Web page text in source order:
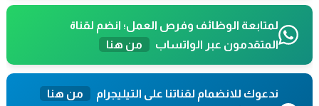
لمتابعة الوظائف وفرص العمل؛ انضم لقناة
المتقدمون عبر الواتساب
من هنا
ندعوك للانضمام لقناتنا على التيليجرام
من هنا